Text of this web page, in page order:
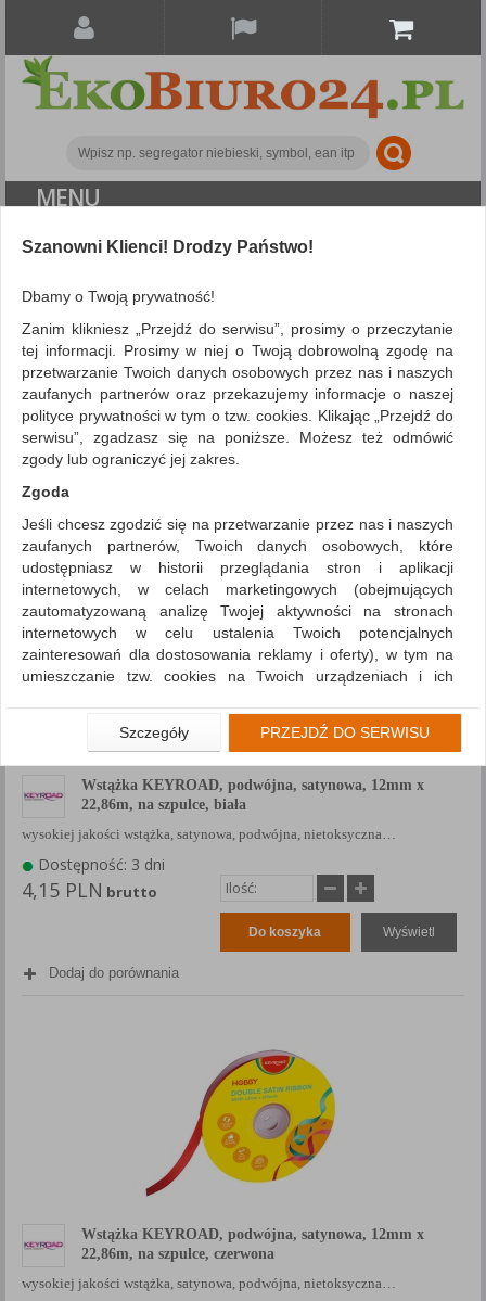
MENU
ALL CATEGORIES
FILTRY
Koperty i akcesoria do wysyłek
Torby
prezentowe
ZNALEZIONYCH PRODUKTÓW: 12 Porównaj ( 0)
Sortuj po
Pokaż produktów
Siatka Lista
Wstążka KEYROAD, podwójna, satynowa, 12mm x
22,86m, na szpulce, biała
wysokiej jakości wstążka, satynowa, podwójna, nietoksyczna…
Dostępność: 3 dni
4,15 PLN brutto
Do koszyka Wyświetl
Dodaj do porównania
Wstążka KEYROAD, podwójna, satynowa, 12mm x
22,86m, na szpulce, czerwona
wysokiej jakości wstążka, satynowa, podwójna, nietoksyczna…
Szanowni Klienci! Drodzy Państwo!
Dbamy o Twoją prywatność!
Zanim klikniesz „Przejdź do serwisu”, prosimy o przeczytanie
tej informacji. Prosimy w niej o Twoją dobrowolną zgodę na
przetwarzanie Twoich danych osobowych przez nas i naszych
zaufanych partnerów oraz przekazujemy informacje o naszej
polityce prywatności w tym o tzw. cookies. Klikając „Przejdź do
serwisu”, zgadzasz się na poniższe. Możesz też odmówić
zgody lub ograniczyć jej zakres.
Zgoda
Jeśli chcesz zgodzić się na przetwarzanie przez nas i naszych
zaufanych partnerów, Twoich danych osobowych, które
udostępniasz w historii przeglądania stron i aplikacji
internetowych, w celach marketingowych (obejmujących
zautomatyzowaną analizę Twojej aktywności na stronach
internetowych w celu ustalenia Twoich potencjalnych
zainteresowań dla dostosowania reklamy i oferty), w tym na
umieszczanie tzw. cookies na Twoich urządzeniach i ich
Jeśli nie chcesz wyrazić zgody lub ograniczyć jej zakres, kliknij
„Szczegóły”, gdzie znajdziesz wszelkie informacje o tym jak to
naszą polityką prywatności obowiązującą od 25 maja 2018.
W przypadku użytkowników zalogowanych, aby umożliwić
prawidłowe działanie naszej strony www, a w szczególności
np. wysłanie potwierdzenia zamówienia na Państwa email lub
wyświetlenie Państwu prawidłowych informacji o promocjach
czy cenach indywidualnych, ważna jest Państwa wcześniejsza
zgoda której udzieliliście podczas zakładania konta.
Klauzula Informacyjna (rozwiń)
Lista Zaufanych Partnerów (rozwiń)
Szczegóły PRZEJDŹ DO SERWISU